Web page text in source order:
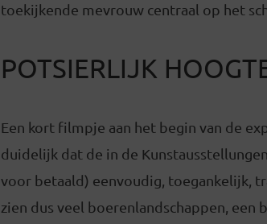
toekijkende mevrouw centraal op het
POTSIERLIJK
Een kort filmpje aan het begin van de
duidelijk dat de in de
voor betaald) eenvoudig, toegankelijk,
zien dus veel boerenlandschappen, een